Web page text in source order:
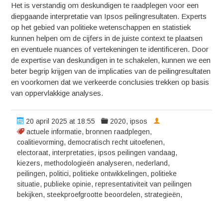
Het is verstandig om deskundigen te raadplegen voor een
diepgaande interpretatie van Ipsos peilingresultaten. Experts
op het gebied van politieke wetenschappen en statistiek
kunnen helpen om de cijfers in de juiste context te plaatsen
en eventuele nuances of vertekeningen te identificeren. Door
de expertise van deskundigen in te schakelen, kunnen we een
beter begrip krijgen van de implicaties van de peilingresultaten
en voorkomen dat we verkeerde conclusies trekken op basis
van oppervlakkige analyses.
20 april 2025 at 18:55 2020,ipsos
actuele informatie, bronnen raadplegen,
coalitievorming,democratisch recht uitoefenen,
electoraat,interpretaties,ipsos peilingen vandaag,
kiezers,methodologieën analyseren,nederland,
peilingen,politici,politieke ontwikkelingen,politieke
situatie,publieke opinie,representativiteit van peilingen
bekijken,steekproefgrootte beoordelen,strategieën,